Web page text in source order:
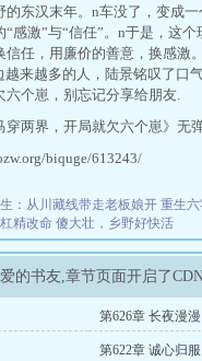
东汉末年。n车没了，变成
感激”与“信任”。n于是，这
任，用廉价的善意，换感激
来越多的人，陆景铭叹了口
个崽，别忘记分享给朋友.
两界，开局就欠六个崽》无
biquge/613243/
：从川藏线带走老板娘开 重生
精改命 傻大壮，乡野好快活
爱的书友,章节页面开启了
第626章 长夜漫漫
第622章 诚心归服